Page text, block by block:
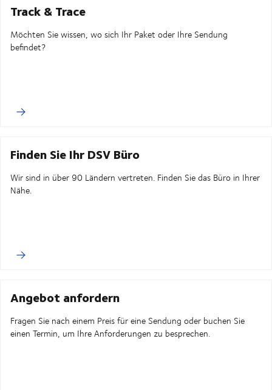
Track & Trace
Möchten Sie wissen, wo sich Ihr Paket oder Ihre Sendung
befindet?
Finden Sie Ihr DSV Büro
Wir sind in über 90 Ländern vertreten. Finden Sie das Büro in Ihrer
Nähe.
Angebot anfordern
Fragen Sie nach einem Preis für eine Sendung oder buchen Sie
einen Termin, um Ihre Anforderungen zu besprechen.